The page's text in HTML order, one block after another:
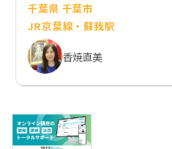
千葉県 千葉市
JR京葉線・蘇我駅
香焼直美